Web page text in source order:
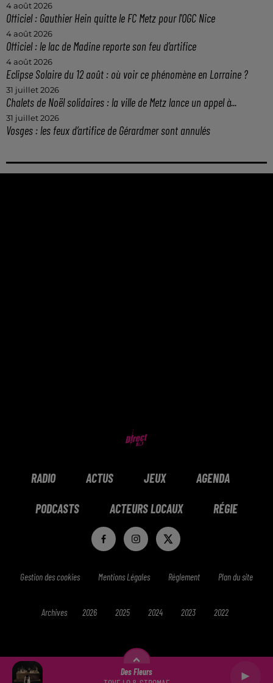
Des Fleurs
4 août 2026
Officiel : Gauthier Hein quitte le FC Metz pour l'OGC Nice
4 août 2026
Officiel : le lac de Madine reporte son feu d’artifice
4 août 2026
Eclipse Solaire du 12 août : où voir ce phénomène en Lorraine ?
31 juillet 2026
Chalets de Noël solidaires : la ville de Metz lance un appel à...
31 juillet 2026
Vosges : les feux d’artifice de Gérardmer sont annulés
RADIO ACTUS JEUX AGENDA
PODCASTS ACTEURS LOCAUX RÉGIE
Gestion des cookies Mentions Légales Réglement Plan du site
Archives 2026 2025 2024 2023 2022